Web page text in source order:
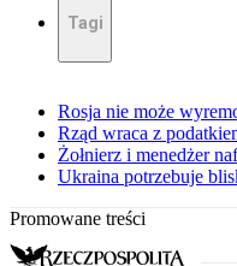
Tagi
Rosja nie może
Rząd wraca z
Żołnierz i menedżer
Ukraina potrzebuje
Promowane treści